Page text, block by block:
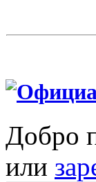
Добро
или